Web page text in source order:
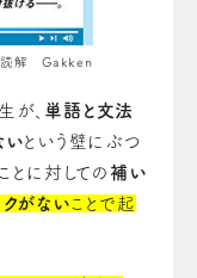
読解 Gakken
、
単語と文法
いという壁にぶつ
とに対しての 補い
がない ことで起